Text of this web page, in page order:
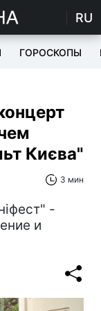
RU
ГОРОСКОПЫ
Києва"
3 мин
-
и